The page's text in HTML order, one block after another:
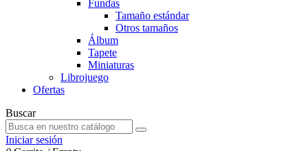
Fundas
Tamaño estándar
Otros tamaños
Álbum
Tapete
Miniaturas
Librojuego
Ofertas
Buscar
Iniciar sesión